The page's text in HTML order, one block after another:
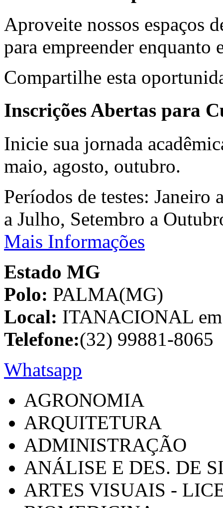
Aproveite nossos espaços
para empreender enquanto
Compartilhe esta
Inscrições Abertas para
Inicie sua jornada
maio, agosto, outubro.
Períodos de testes:
a Julho, Setembro a
Mais Informações
Estado MG
Polo: PALMA(MG)
Local: ITANACIONAL
Telefone:(32) 99881-8065
Whatsapp
AGRONOMIA
ARQUITETURA
ADMINISTRAÇÃO
ANÁLISE E DES. DE
ARTES VISUAIS -